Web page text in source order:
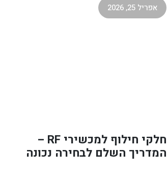
אפריל 25, 2026
חלקי חילוף למכשירי RF –
המדריך השלם לבחירה נכונה